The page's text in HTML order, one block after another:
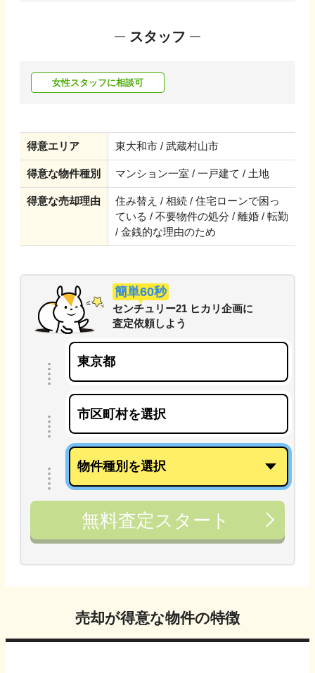
スタッフ
女性スタッフに相談可
得意エリア 東大和市 / 武蔵村山市
得意な物件種別 マンション一室 / 一戸建て / 土地
得意な売却理由
住み替え / 相続 / 住宅ローンで困っ
ている / 不要物件の処分 / 離婚 / 転勤
/ 金銭的な理由のため
簡単60秒
センチュリー21 ヒカリ企画に
査定依頼しよう
無料査定スタート
売却が得意な物件の特徴